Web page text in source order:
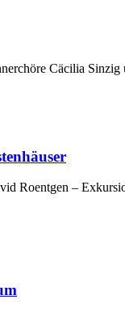
Cäcilia
Roentgen –